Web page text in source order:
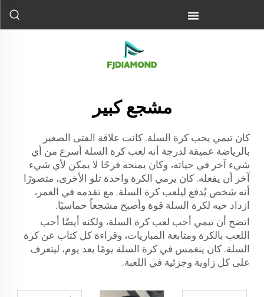
مشجع كبير
كان تيمي يحب كرة السلة. كانت علاقة الفتى الصغير
بالرياضة عميقة لدرجة أنه لعب كرة السلة أسرع من أي
شيء آخر في حياته، وكان يمنحه فرحًا لا يمكن لأي شيء
آخر أن يفعله. كان يرمي الكرة واحدة تلو الأخرى، متصورًا
أنه شخص يُدفع ليلعب كرة السلة. مع تقدمه في العمر،
ازداد حبه لكرة السلة قوة وأصبح مشجعاً حماسيًا.
اتضح أن تيمي أحب لعب كرة السلة، ولكنه أيضًا أحب
اللعب بالكرة ومتابعة المباريات، وقراءة كل كتاب عن كرة
السلة. كان ينغمس في كرة السلة يومًا بعد يوم، ليتعرف
على كل زاوية وجزئية في اللعبة.